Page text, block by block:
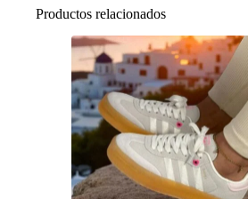
Productos relacionados